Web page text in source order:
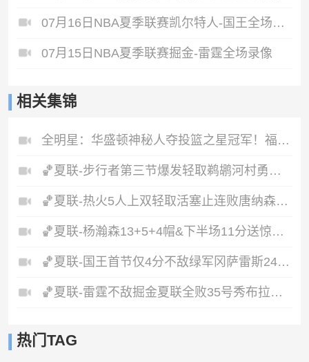
07月16日NBA夏季联赛凯尔特人-国王全场录像
07月15日NBA夏季联赛掘金-雷霆全场录像
相关集锦
全明星：华盛顿神秘人夺投篮之星冠军！福德夺得三分大赛冠军！
🏀夏联-步行者第三节爆发轻取鹈鹕河村勇辉5+5+12斯劳森22分
🏀夏联-热火5人上双轻取活塞止连败唐纳森20+8+10奥科里27分
🏀夏联-杨瀚森13+5+4帽&下半场11分送惊艳妙传开拓者力克掘金
🏀夏联-国王首节仅4分不敌绿军冈萨雷斯24+10+5塞纳克10+12
🏀夏联-雷霆不敌掘金夏联全败35号秀布拉齐尔32+6马拉14+7+6
热门TAG